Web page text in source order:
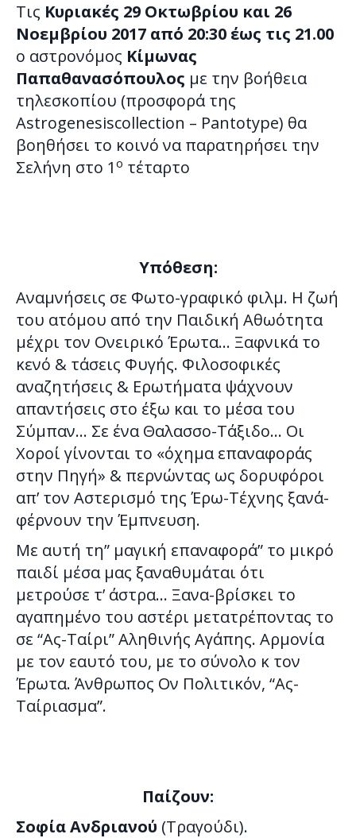
Τις Κυριακές 29 Οκτωβρίου και 26
Νοεμβρίου 2017 από 20:30 έως τις 21.00
ο αστρονόμος Κίμωνας
Παπαθανασόπουλος με την βοήθεια
τηλεσκοπίου (προσφορά της
Astrogenesiscollection – Pantotype) θα
βοηθήσει το κοινό να παρατηρήσει την
Σελήνη στο 1 ο τέταρτο
Υπόθεση:
Αναμνήσεις σε Φωτο-γραφικό φιλμ. Η ζωή
του ατόμου από την Παιδική Αθωότητα
μέχρι τον Ονειρικό Έρωτα… Ξαφνικά το
κενό & τάσεις Φυγής. Φιλοσοφικές
αναζητήσεις & Ερωτήματα ψάχνουν
απαντήσεις στο έξω και το μέσα του
Σύμπαν… Σε ένα Θαλασσo-Τάξιδο… Οι
Χοροί γίνονται το «όχημα επαναφοράς
στην Πηγή» & περνώντας ως δορυφόροι
απ’ τον Αστερισμό της Έρω-Τέχνης ξανά-
φέρνουν την Έμπνευση.
Με αυτή τη” μαγική επαναφορά” το μικρό
παιδί μέσα μας ξαναθυμάται ότι
μετρούσε τ’ άστρα… Ξανα-βρίσκει το
αγαπημένο του αστέρι μετατρέποντας το
σε “Ας-Ταίρι” Αληθινής Αγάπης. Αρμονία
με τον εαυτό του, με το σύνολο κ τον
Έρωτα. Άνθρωπος Ον Πολιτικόν, “Ας-
Ταίριασμα”.
Παίζουν:
Σοφία Ανδριανού (Τραγούδι).